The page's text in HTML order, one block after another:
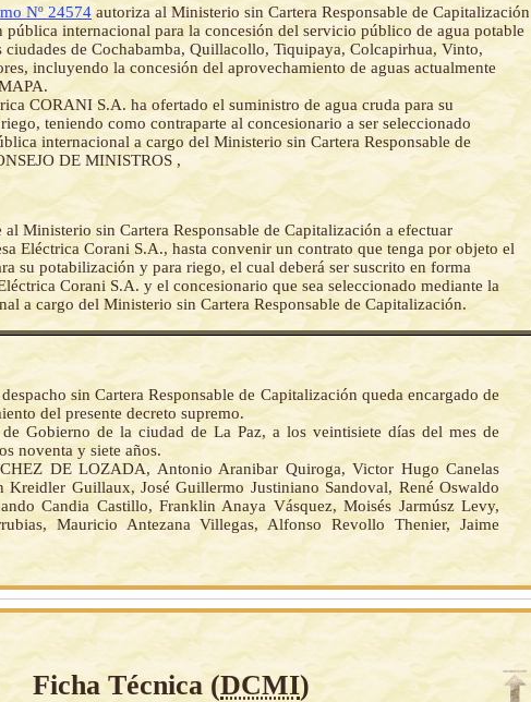
Nº 24574 autoriza al Ministerio sin Cartera Responsable de Capitalización
pública internacional para la concesión del servicio público de agua potable
ciudades de Cochabamba, Quillacollo, Tiquipaya, Colcapirhua, Vinto,
incluyendo la concesión del aprovechamiento de aguas actualmente
CORANI S.A. ha ofertado el suministro de agua cruda para su
teniendo como contraparte al concesionario a ser seleccionado
internacional a cargo del Ministerio sin Cartera Responsable de
DE MINISTROS ,
al Ministerio sin Cartera Responsable de Capitalización a efectuar
Eléctrica Corani S.A., hasta convenir un contrato que tenga por objeto el
su potabilización y para riego, el cual deberá ser suscrito en forma
Corani S.A. y el concesionario que sea seleccionado mediante la
a cargo del Ministerio sin Cartera Responsable de Capitalización.
sin Cartera Responsable de Capitalización queda encargado de
del presente decreto supremo.
Gobierno de la ciudad de La Paz, a los veintisiete días del mes de
noventa y siete años.
DE LOZADA, Antonio Aranibar Quiroga, Victor Hugo Canelas
Kreidler Guillaux, José Guillermo Justiniano Sandoval, René Oswaldo
Candia Castillo, Franklin Anaya Vásquez, Moisés Jarmúsz Levy,
Mauricio Antezana Villegas, Alfonso Revollo Thenier, Jaime
Ficha Técnica (DCMI)